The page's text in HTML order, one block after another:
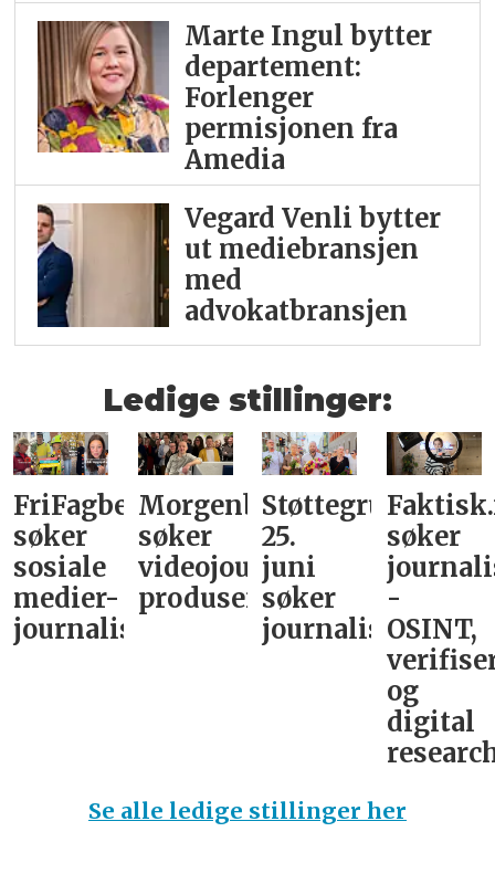
Marte Ingul bytter
departement:
Forlenger
permisjonen fra
Amedia
Vegard Venli bytter
ut mediebransjen
med
advokatbransjen
Ledige stillinger:
FriFagbevegelse
søker
sosiale
medier-
journalist
Morgenbladet
søker
videojournalist/podkast-
produsent
Støttegruppa
25.
juni
søker
journalist
søker
-
OSINT,
og
digital
Se alle ledige stillinger her